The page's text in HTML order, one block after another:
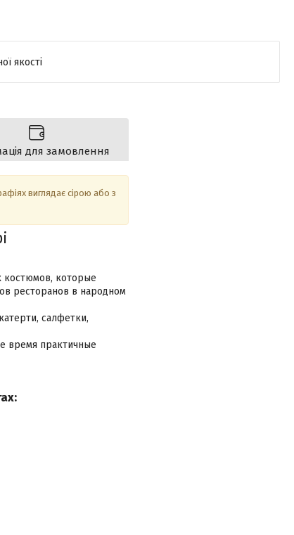
якості
для замовлення
виглядає сірою або з
костюмов, которые
ресторанов в народном
салфетки,
время практичные